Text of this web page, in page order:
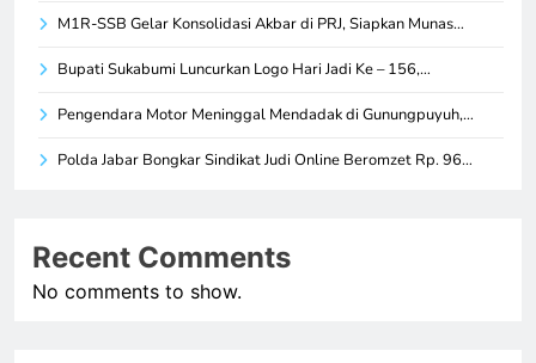
M1R-SSB Gelar Konsolidasi Akbar di PRJ, Siapkan Munas…
Bupati Sukabumi Luncurkan Logo Hari Jadi Ke – 156,…
Pengendara Motor Meninggal Mendadak di Gunungpuyuh,…
Polda Jabar Bongkar Sindikat Judi Online Beromzet Rp. 96…
Recent Comments
No comments to show.